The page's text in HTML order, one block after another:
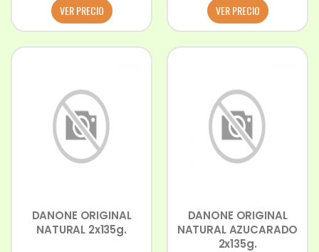
VER PRECIO VER PRECIO
DANONE ORIGINAL
NATURAL 2x135g.
DANONE ORIGINAL
NATURAL AZUCARADO
2x135g.